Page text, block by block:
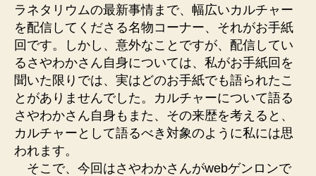
ラネタリウムの最新事情まで、幅広いカルチャー
を配信してくださる名物コーナー、それがお手紙
回です。しかし、意外なことですが、配信してい
るさやわかさん自身については、私がお手紙回を
聞いた限りでは、実はどのお手紙でも語られたこ
とがありませんでした。カルチャーについて語る
さやわかさん自身もまた、その来歴を考えると、
カルチャーとして語るべき対象のように私には思
われます。
そこで、今回はさやわかさんがwebゲンロンで